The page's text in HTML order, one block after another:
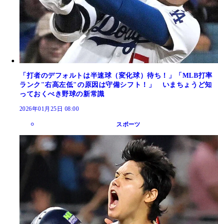
「打者のデフォルトは半速球（変化球）待ち！」「MLB打率
ランク"右高左低"の原因は守備シフト！」 いまちょうど知
っておくべき野球の新常識
2026年01月25日 08:00
スポーツ